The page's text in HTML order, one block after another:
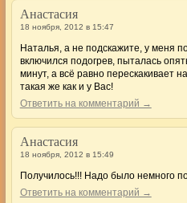
Анастасия
18 ноября, 2012 в 15:47
Наталья, а не подскажите, у меня
включился подогрев, пыталась
минут, а всё равно перескакивает
такая же как и у Вас!
Ответить на комментарий →
Анастасия
18 ноября, 2012 в 15:49
Получилось!!! Надо было немного
Ответить на комментарий →